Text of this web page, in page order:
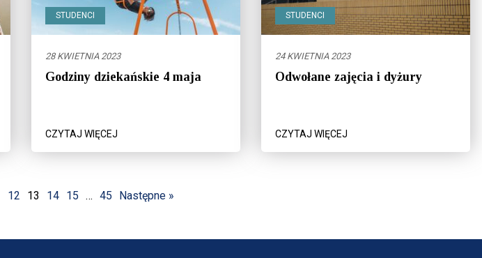
STUDENCI
28 KWIETNIA 2023
Godziny dziekańskie 4 maja
CZYTAJ WIĘCEJ
STUDENCI
24 KWIETNIA 2023
Odwołane zajęcia i dyżury
CZYTAJ WIĘCEJ
12 13 14 15 … 45 Następne »